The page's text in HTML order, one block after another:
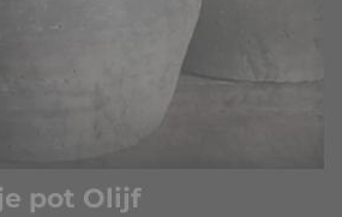
pot Olijf